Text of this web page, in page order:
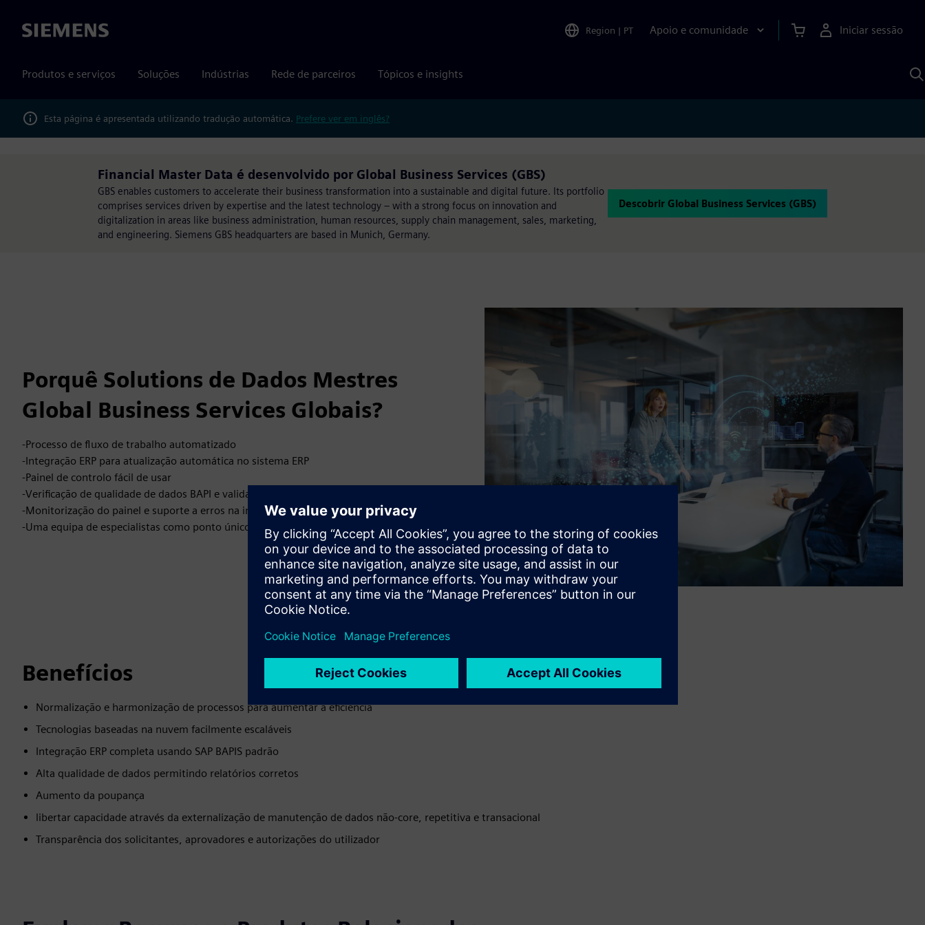
Siemens Region | PT Apoio e comunidade Iniciar sessão
Produtos e serviços Soluções Indústrias Rede de parceiros Tópicos e insights
Esta página é apresentada utilizando tradução automática. Prefere ver em inglês?
Financial Master Data é desenvolvido por Global Business Services (GBS)
GBS enables customers to accelerate their business transformation into a sustainable and digital future. Its portfolio
comprises services driven by expertise and the latest technology – with a strong focus on innovation and
digitalization in areas like business administration, human resources, supply chain management, sales, marketing,
and engineering. Siemens GBS headquarters are based in Munich, Germany.
Descobrir Global Business Services (GBS)
Porquê Solutions de Dados Mestres
Global Business Services Globais?
-Processo de fluxo de trabalho automatizado
-Integração ERP para atualização automática no sistema ERP
-Painel de controlo fácil de usar
-Verificação de qualidade de dados BAPI e validações automatizadas
-Monitorização do painel e suporte a erros na integração
-Uma equipa de especialistas como ponto único de contacto
Benefícios
Normalização e harmonização de processos para aumentar a eficiência
Tecnologias baseadas na nuvem facilmente escaláveis
Integração ERP completa usando SAP BAPIS padrão
Alta qualidade de dados permitindo relatórios corretos
Aumento da poupança
libertar capacidade através da externalização de manutenção de dados não-core, repetitiva e transacional
Transparência dos solicitantes, aprovadores e autorizações do utilizador